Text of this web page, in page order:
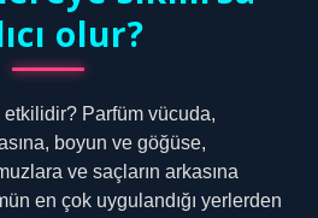
olur?
Parfüm vücuda,
boyun ve göğüse,
ve saçların arkasına
en çok uygulandığı yerlerden